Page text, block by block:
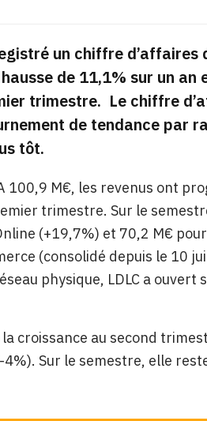
un chiffre d’affaires
de 11,1% sur un
trimestre. Le chiffre
de tendance par
tôt.
100,9 M€, les revenus ont
trimestre. Sur le
(+19,7%) et 70,2 M€
(consolidé depuis le 10
physique, LDLC a ouvert
croissance au second
Sur le semestre, elle